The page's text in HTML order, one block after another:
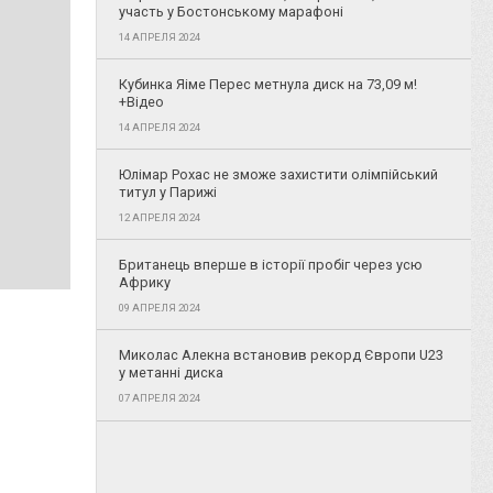
участь у Бостонському марафоні
14 АПРЕЛЯ 2024
Кубинка Яіме Перес метнула диск на 73,09 м!
+Відео
14 АПРЕЛЯ 2024
Юлімар Рохас не зможе захистити олімпійський
титул у Парижі
12 АПРЕЛЯ 2024
Британець вперше в історії пробіг через усю
Африку
09 АПРЕЛЯ 2024
Миколас Алекна встановив рекорд Європи U23
у метанні диска
07 АПРЕЛЯ 2024